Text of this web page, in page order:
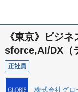
《東京》ビジ
sforce,AI/DX（
正社員
株式会社グロ